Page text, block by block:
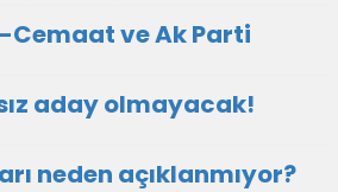
ve Ak Parti
aday olmayacak!
neden açıklanmıyor?